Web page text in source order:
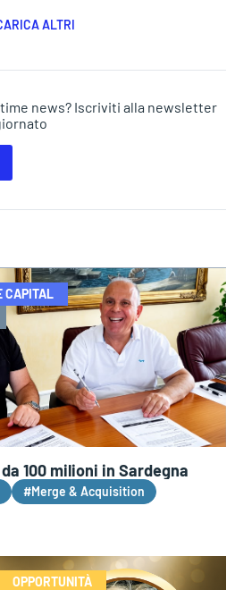
ALTRI
news? Iscriviti alla newsletter
CAPITAL
100 milioni in Sardegna
#Merge & Acquisition
OPPORTUNITÀ